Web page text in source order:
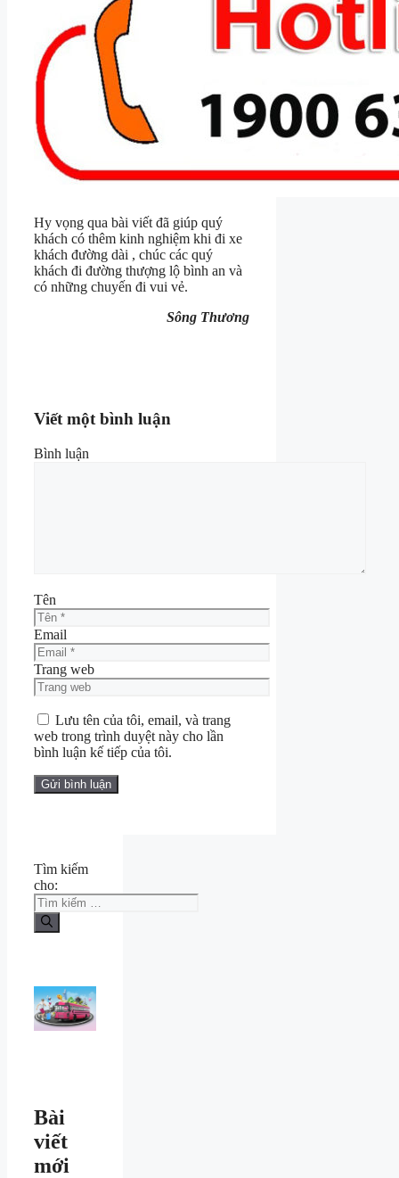
Hy vọng qua bài viết đã giúp quý
khách có thêm kinh nghiệm khi đi xe
khách đường dài , chúc các quý
khách đi đường thượng lộ bình an và
có những chuyến đi vui vẻ.
Sông Thương
Viết một bình luận
Bình luận
Tên
Email
Trang web
Lưu tên của tôi, email, và trang
web trong trình duyệt này cho lần
bình luận kế tiếp của tôi.
Tìm kiếm
cho:
Bài
viết
mới